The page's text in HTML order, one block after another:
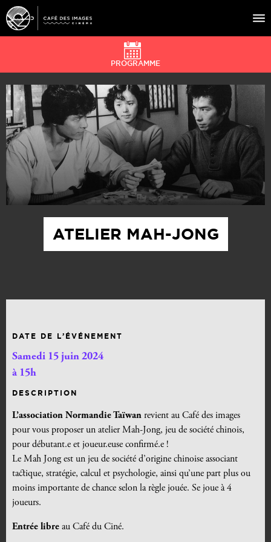
À L’AFFICHE
ÉVÉNEMENTS
CAFÉ DU CINÉ
PRATIQUE
ÉDUCATION AUX IMAGES
PROGRAMME
ATELIER MAH-JONG
DATE DE L’ÉVÉNEMENT
Samedi 15 juin 2024
à 15h
DESCRIPTION
L’association Normandie Taïwan revient au Café des images
pour vous proposer un atelier Mah-Jong, jeu de société chinois,
pour débutant.e et joueur.euse confirmé.e !
Le Mah Jong est un jeu de société d’origine chinoise associant
tactique, stratégie, calcul et psychologie, ainsi qu’une part plus ou
moins importante de chance selon la règle jouée. Se joue à 4
joueurs.
Entrée libre au Café du Ciné.